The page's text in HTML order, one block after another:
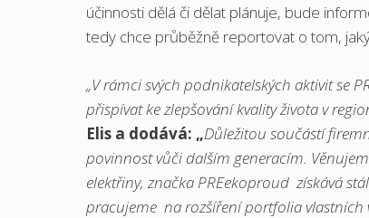
účinnosti dělá či dělat plánuje, bude
tedy chce průběžně reportovat o tom,
„V rámci svých podnikatelských aktivit se
přispívat ke zlepšování kvality života v
Elis a dodává: „Důležitou součástí
povinnost vůči dalším generacím.
elektřiny, značka PREekoproud získává
pracujeme na rozšíření portfolia